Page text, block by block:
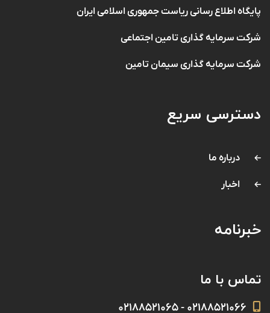
پایگاه اطلاع رسانی ریاست جمهوری اسلامی ایران
شرکت سرمایه گذاری تامین اجتماعی
شرکت سرمایه گذاری سیمان تامین
دسترسی سریع
درباره ما
اخبار
خبرنامه
تماس با ما
۰۲۱۸۸۵۲۱۰۶۶ - ۰۲۱۸۸۵۲۱۰۶۵